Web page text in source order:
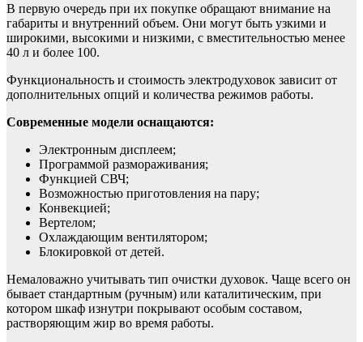
В первую очередь при их покупке обращают внимание на
габариты и внутренний объем. Они могут быть узкими и
широкими, высокими и низкими, с вместительностью менее
40 л и более 100.
Функциональность и стоимость электродуховок зависит от
дополнительных опций и количества режимов работы.
Современные модели оснащаются:
Электронным дисплеем;
Программой размораживания;
Функцией СВЧ;
Возможностью приготовления на пару;
Конвекцией;
Вертелом;
Охлаждающим вентилятором;
Блокировкой от детей.
Немаловажно учитывать тип очистки духовок. Чаще всего он
бывает стандартным (ручным) или каталитическим, при
котором шкаф изнутри покрывают особым составом,
растворяющим жир во время работы.